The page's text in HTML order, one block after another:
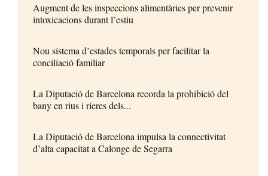
Augment de les inspeccions alimentàries per prevenir
intoxicacions durant l’estiu
Nou sistema d’estades temporals per facilitar la
conciliació familiar
La Diputació de Barcelona recorda la prohibició del
bany en rius i rieres dels...
La Diputació de Barcelona impulsa la connectivitat
d’alta capacitat a Calonge de Segarra